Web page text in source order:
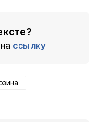
ссылку